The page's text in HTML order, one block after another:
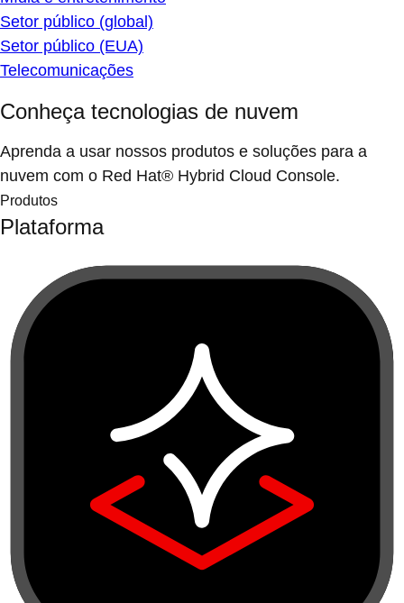
Setor público (global)
Setor público (EUA)
Telecomunicações
Conheça tecnologias de nuvem
Aprenda a usar nossos produtos e soluções para a
nuvem com o Red Hat® Hybrid Cloud Console.
Produtos
Plataforma